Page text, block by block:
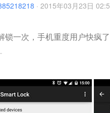
· 2015年03月23日
锁一次，手机重度用户快疯